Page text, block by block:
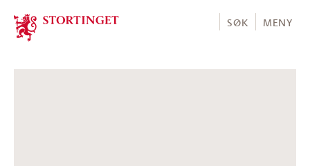
Stortinget.no
SØK MENY